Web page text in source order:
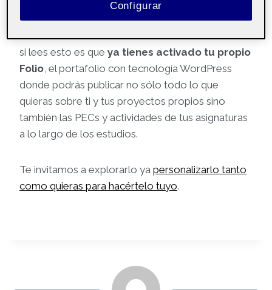
si lees esto es que ya tienes activado tu propio
Folio , el portafolio con tecnología WordPress
donde podrás publicar no sólo todo lo que
quieras sobre ti y tus proyectos propios sino
también las PECs y actividades de tus asignaturas
a lo largo de los estudios.
Te invitamos a explorarlo ya personalizarlo tanto
como quieras para hacértelo tuyo.
Configurar